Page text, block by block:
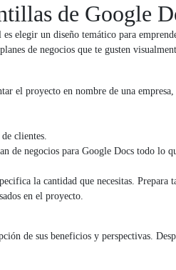
de Google
elegir un diseño temático para
de negocios que te gusten
el proyecto en nombre de una
clientes.
de negocios para Google Docs todo lo
la cantidad que necesitas. Prepara
en el proyecto.
de sus beneficios y perspectivas.